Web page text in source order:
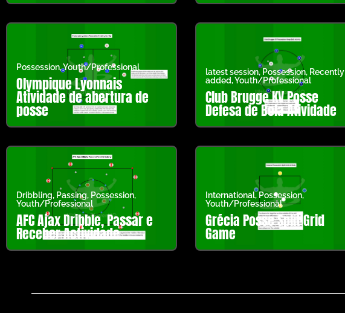
Possession,Youth/Professional
Olympique Lyonnais
Atividade de abertura de
posse
latest session, Possession, Recently
added,Youth/Professional
Club Brugge KV Posse
Defesa de Bola Atividade
Dribbling, Passing, Possession,
Youth/Professional
AFC Ajax Dribble, Passar e
Receber Actividade
International, Possession,
Youth/Professional
Grécia Posse Split Grid
Game